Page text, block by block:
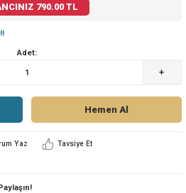
790.00 TL
Adet:
Hemen Al
Yaz Tavsiye Et